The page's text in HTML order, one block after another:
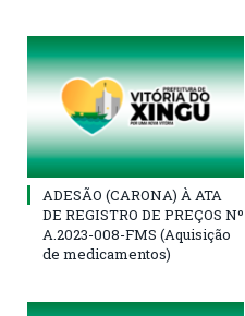
ADESÃO (CARONA) À ATA
DE REGISTRO DE PREÇOS Nº
A.2023-008-FMS (Aquisição
de medicamentos)